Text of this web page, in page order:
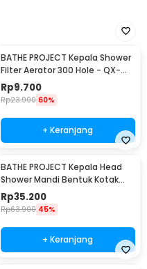
BATHE PROJECT Kepala Shower
Filter Aerator 300 Hole - QX-
FL998
Rp9.700
Rp23.900 60%
+ Keranjang
BATHE PROJECT Kepala Head
Shower Mandi Bentuk Kotak
8Inch 305gr - MK-701
Rp35.200
Rp63.900 45%
+ Keranjang